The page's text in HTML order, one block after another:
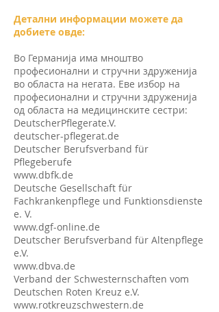
Детални информации можете да
добиете овде:
Во Германија има мноштво
професионални и стручни здруженија
во областа на негата. Еве избор на
професионални и стручни здруженија
од областа на медицинските сестри:
DeutscherPflegerate.V.
deutscher-pflegerat.de
Deutscher Berufsverband für
Pflegeberufe
www.dbfk.de
Deutsche Gesellschaft für
Fachkrankenpflege und Funktionsdienste
e. V.
www.dgf-online.de
Deutscher Berufsverband für Altenpflege
e.V.
www.dbva.de
Verband der Schwesternschaften vom
Deutschen Roten Kreuz e.V.
www.rotkreuzschwestern.de